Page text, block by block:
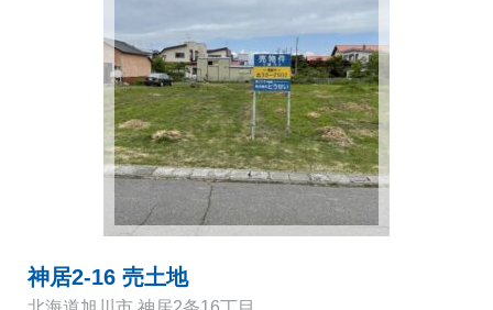
神居2-16 売土地